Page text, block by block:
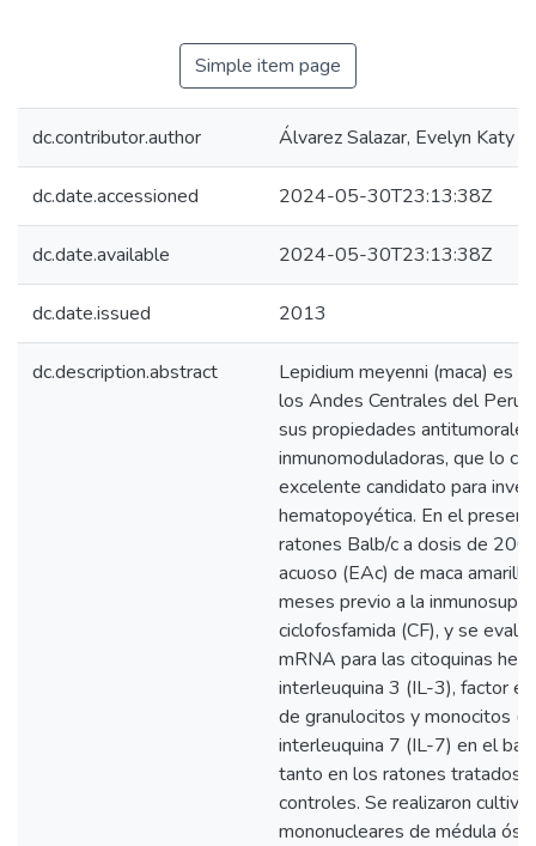
Simple item page
dc.contributor.author Álvarez Salazar, Evelyn Katy
dc.date.accessioned 2024-05-30T23:13:38Z
dc.date.available 2024-05-30T23:13:38Z
dc.date.issued 2013
dc.description.abstract
Lepidium meyenni (maca) es
los Andes Centrales del Perú.
sus propiedades
inmunomoduladoras, que lo
excelente candidato para
hematopoyética. En el
ratones Balb/c a dosis de
acuoso (EAc) de maca
meses previo a la
ciclofosfamida (CF), y se
mRNA para las citoquinas
interleuquina 3 (IL-3), factor
de granulocitos y monocitos
interleuquina 7 (IL-7) en el
tanto en los ratones tratados
controles. Se realizaron
mononucleares de médula